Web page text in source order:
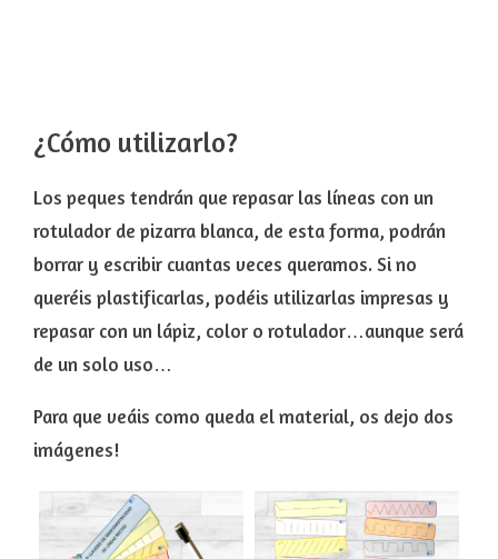
¿Cómo utilizarlo?
Los peques tendrán que repasar las líneas con un
rotulador de pizarra blanca, de esta forma, podrán
borrar y escribir cuantas veces queramos. Si no
queréis plastificarlas, podéis utilizarlas impresas y
repasar con un lápiz, color o rotulador…aunque será
de un solo uso…
Para que veáis como queda el material, os dejo dos
imágenes!